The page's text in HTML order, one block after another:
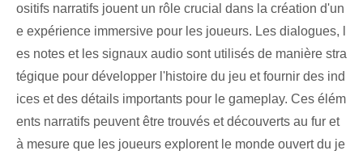
ositifs narratifs jouent un rôle crucial dans la création d'un
e expérience immersive pour les joueurs. Les dialogues, l
es notes et les signaux audio sont utilisés de manière stra
tégique pour développer l'histoire du jeu et fournir des ind
ices et des détails importants pour le gameplay. Ces élém
ents narratifs peuvent être trouvés et découverts au fur et
à mesure que les joueurs explorent le monde ouvert du je